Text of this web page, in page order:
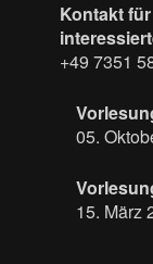
Kontakt
+49 7351
05.
15. März